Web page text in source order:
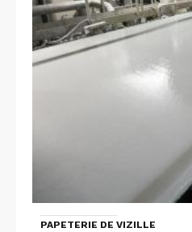
PAPETERIE DE VIZILLE